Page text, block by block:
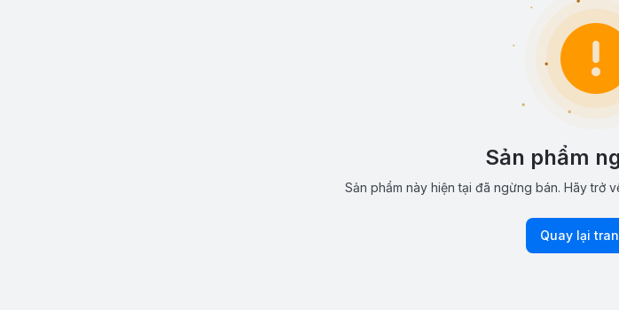
Sản phẩm
Sản phẩm này hiện tại đã ngừng bán. Hãy trở
Quay lại